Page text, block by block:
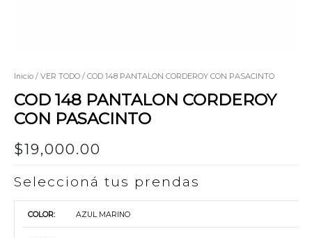
Inicio / VER TODO / COD 148 PANTALON CORDEROY CON PASACINTO
COD 148 PANTALON CORDEROY
CON PASACINTO
$19,000.00
Seleccioná tus prendas
AZUL MARINO